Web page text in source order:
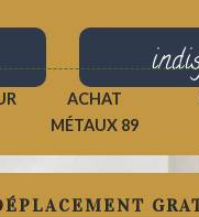
ACHAT
MÉTAUX 89